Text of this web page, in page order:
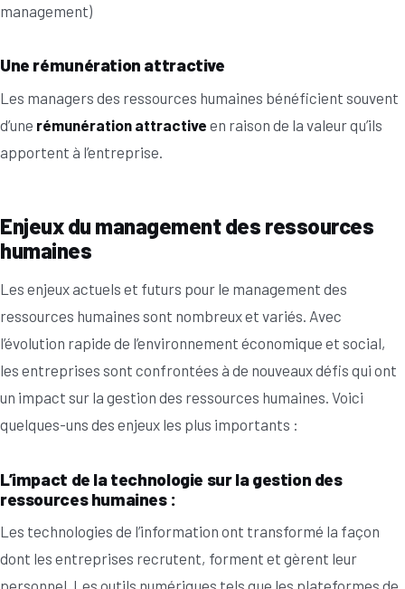
management)
Une rémunération attractive
Les managers des ressources humaines bénéficient souvent
d’une rémunération attractive en raison de la valeur qu’ils
apportent à l’entreprise.
Enjeux du management des ressources
humaines
Les enjeux actuels et futurs pour le management des
ressources humaines sont nombreux et variés. Avec
l’évolution rapide de l’environnement économique et social,
les entreprises sont confrontées à de nouveaux défis qui ont
un impact sur la gestion des ressources humaines. Voici
quelques-uns des enjeux les plus importants :
L’impact de la technologie sur la gestion des
ressources humaines :
Les technologies de l’information ont transformé la façon
dont les entreprises recrutent, forment et gèrent leur